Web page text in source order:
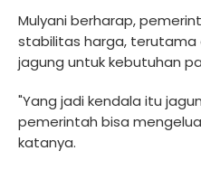
Mulyani berharap,
stabilitas harga, terutama
jagung untuk kebutuhan
"Yang jadi kendala itu
pemerintah bisa
katanya.